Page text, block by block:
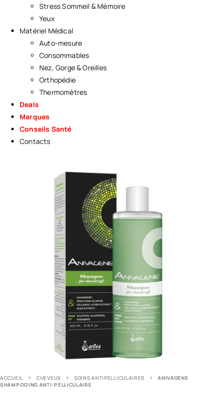
Stress Sommeil & Mémoire
Yeux
Matériel Médical
Auto-mesure
Consommables
Nez, Gorge & Oreilles
Orthopédie
Thermomètres
Deals
Marques
Conseils Santé
Contacts
ACCUEIL CHEVEUX SOINS ANTIPELLICULAIRES
ANIVAGENE
SHAMPOOING ANTI-PELLICULAIRE